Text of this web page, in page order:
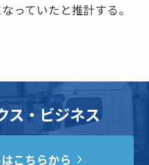
っていたと推計する。
ス・ビジネス
こちらから